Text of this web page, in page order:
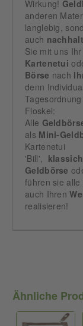
Wirkung!
anderen
langlebig,
auch
Sie mit uns Ihr
Kartenetui
Börse nach
denn
Floskel:
Alle
als Mini-
Kartenetui
'Bill',
Geldbörse
führen sie
auch Ihren
realisieren!
Ähnliche